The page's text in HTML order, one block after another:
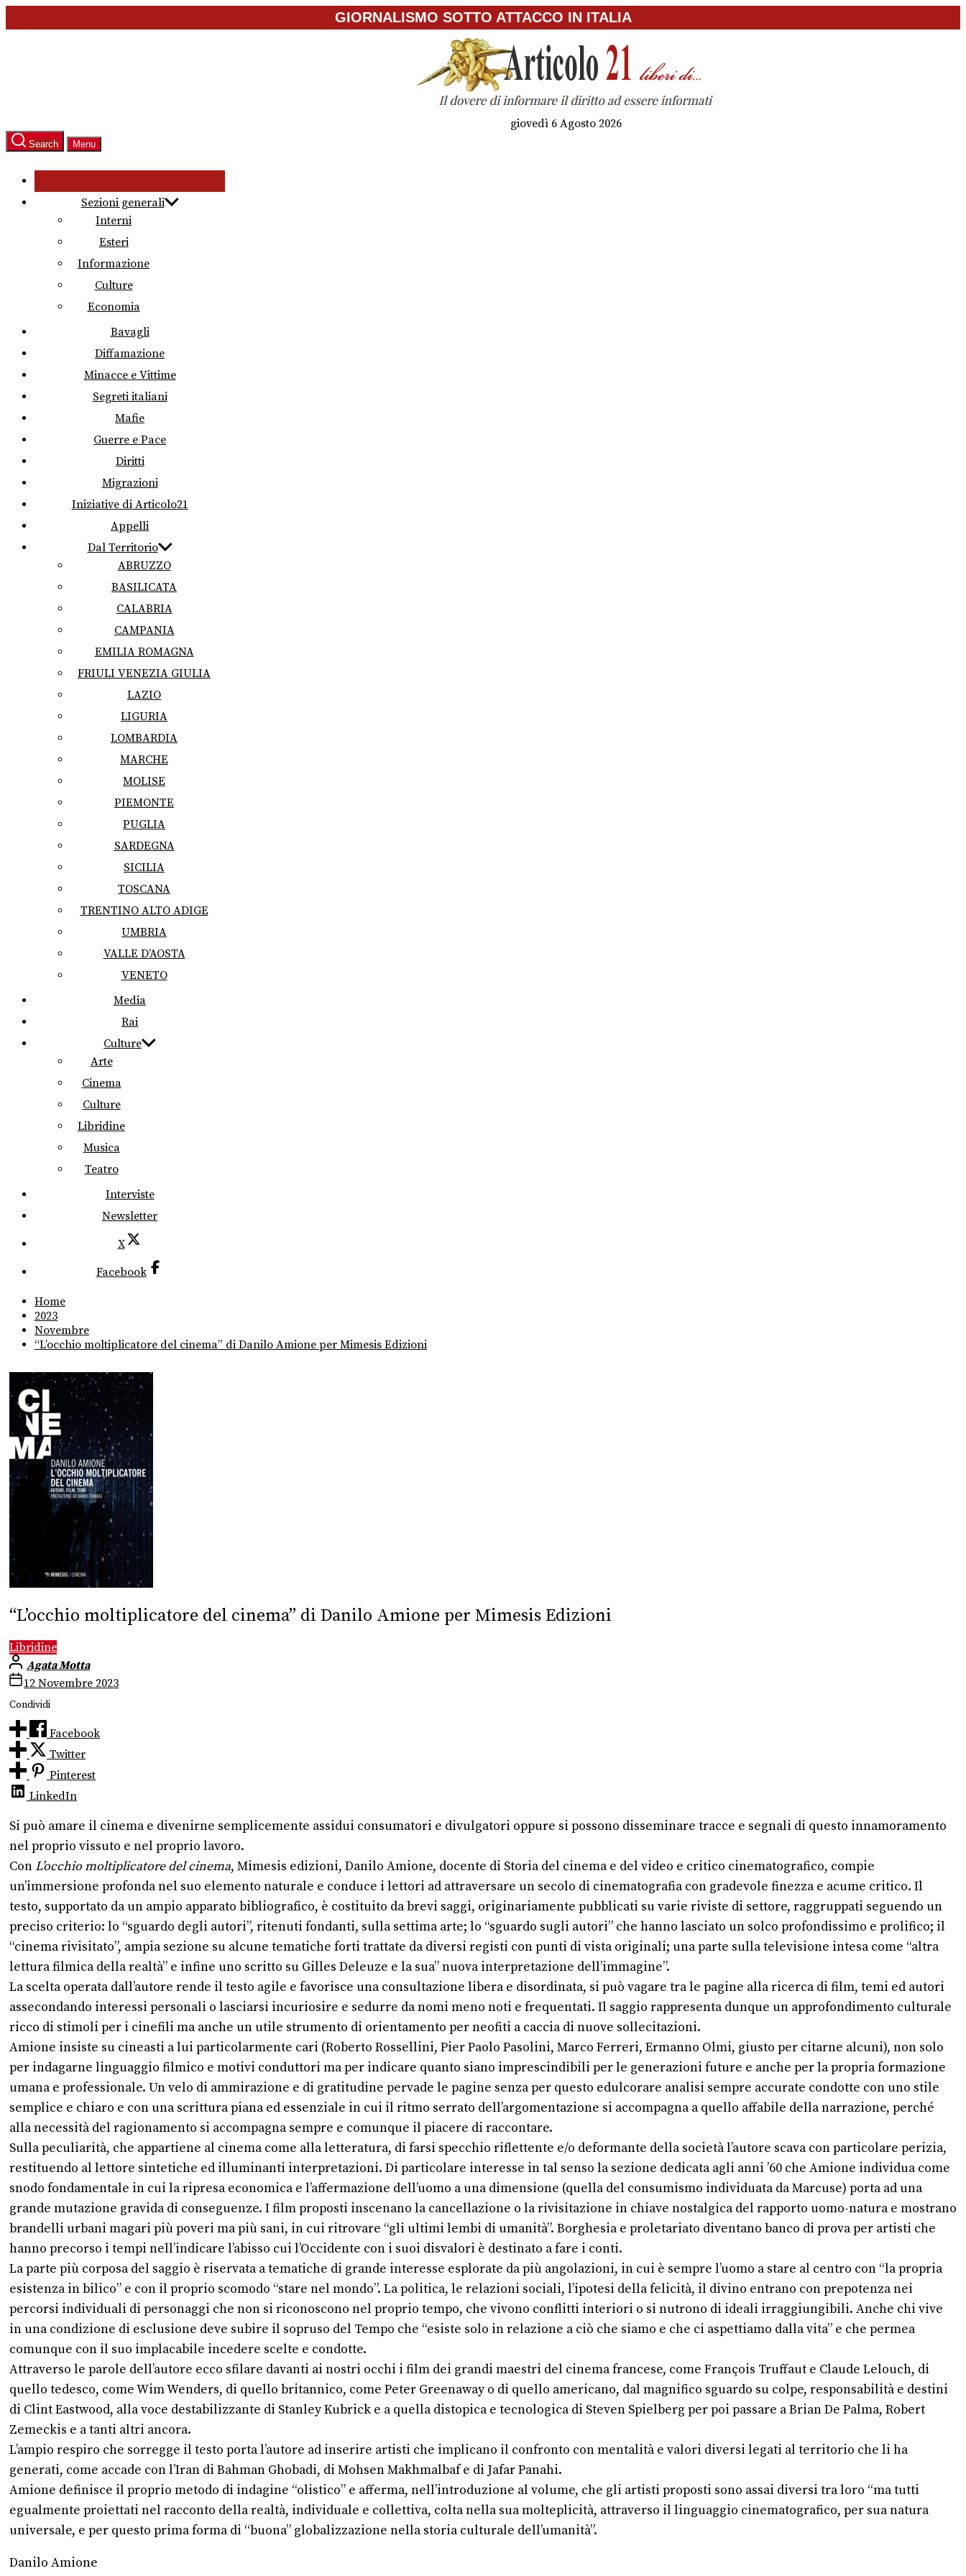
to
GIORNALISMO SOTTO ATTACCO IN ITALIA
giovedì 6 Agosto 2026
Search Menu
Sezioni generali
Interni
Esteri
Informazione
Culture
Economia
Bavagli
Diffamazione
Minacce e Vittime
Segreti italiani
Mafie
Guerre e Pace
Diritti
Migrazioni
Iniziative di Articolo21
Appelli
Dal Territorio
ABRUZZO
BASILICATA
CALABRIA
CAMPANIA
EMILIA ROMAGNA
FRIULI VENEZIA GIULIA
LAZIO
LIGURIA
LOMBARDIA
MARCHE
MOLISE
PIEMONTE
PUGLIA
SARDEGNA
SICILIA
TOSCANA
TRENTINO ALTO ADIGE
UMBRIA
VALLE D’AOSTA
VENETO
Media
Rai
Culture
Arte
Cinema
Culture
Libridine
Musica
Teatro
Interviste
Newsletter
X
Facebook
Home
2023
Novembre
“L’occhio moltiplicatore del cinema” di Danilo Amione per Mimesis Edizioni
“L’occhio moltiplicatore del cinema” di Danilo Amione per Mimesis Edizioni
Libridine
Agata Motta
12 Novembre 2023
Condividi
Facebook
Twitter
Pinterest
LinkedIn
Si può amare il cinema e divenirne semplicemente assidui consumatori e divulgatori oppure si possono disseminare tracce e segnali di questo innamoramento
nel proprio vissuto e nel proprio lavoro.
Con L’occhio moltiplicatore del cinema, Mimesis edizioni, Danilo Amione, docente di Storia del cinema e del video e critico cinematografico, compie
un’immersione profonda nel suo elemento naturale e conduce i lettori ad attraversare un secolo di cinematografia con gradevole finezza e acume critico. Il
testo, supportato da un ampio apparato bibliografico, è costituito da brevi saggi, originariamente pubblicati su varie riviste di settore, raggruppati seguendo un
preciso criterio: lo “sguardo degli autori”, ritenuti fondanti, sulla settima arte; lo “sguardo sugli autori” che hanno lasciato un solco profondissimo e prolifico; il
“cinema rivisitato”, ampia sezione su alcune tematiche forti trattate da diversi registi con punti di vista originali; una parte sulla televisione intesa come “altra
lettura filmica della realtà” e infine uno scritto su Gilles Deleuze e la sua” nuova interpretazione dell’immagine”.
La scelta operata dall’autore rende il testo agile e favorisce una consultazione libera e disordinata, si può vagare tra le pagine alla ricerca di film, temi ed autori
assecondando interessi personali o lasciarsi incuriosire e sedurre da nomi meno noti e frequentati. Il saggio rappresenta dunque un approfondimento culturale
ricco di stimoli per i cinefili ma anche un utile strumento di orientamento per neofiti a caccia di nuove sollecitazioni.
Amione insiste su cineasti a lui particolarmente cari (Roberto Rossellini, Pier Paolo Pasolini, Marco Ferreri, Ermanno Olmi, giusto per citarne alcuni), non solo
per indagarne linguaggio filmico e motivi conduttori ma per indicare quanto siano imprescindibili per le generazioni future e anche per la propria formazione
umana e professionale. Un velo di ammirazione e di gratitudine pervade le pagine senza per questo edulcorare analisi sempre accurate condotte con uno stile
semplice e chiaro e con una scrittura piana ed essenziale in cui il ritmo serrato dell’argomentazione si accompagna a quello affabile della narrazione, perché
alla necessità del ragionamento si accompagna sempre e comunque il piacere di raccontare.
Sulla peculiarità, che appartiene al cinema come alla letteratura, di farsi specchio riflettente e/o deformante della società l’autore scava con particolare perizia,
restituendo al lettore sintetiche ed illuminanti interpretazioni. Di particolare interesse in tal senso la sezione dedicata agli anni ’60 che Amione individua come
snodo fondamentale in cui la ripresa economica e l’affermazione dell’uomo a una dimensione (quella del consumismo individuata da Marcuse) porta ad una
grande mutazione gravida di conseguenze. I film proposti inscenano la cancellazione o la rivisitazione in chiave nostalgica del rapporto uomo-natura e mostrano
brandelli urbani magari più poveri ma più sani, in cui ritrovare “gli ultimi lembi di umanità”. Borghesia e proletariato diventano banco di prova per artisti che
hanno precorso i tempi nell’indicare l’abisso cui l’Occidente con i suoi disvalori è destinato a fare i conti.
La parte più corposa del saggio è riservata a tematiche di grande interesse esplorate da più angolazioni, in cui è sempre l’uomo a stare al centro con “la propria
esistenza in bilico” e con il proprio scomodo “stare nel mondo”. La politica, le relazioni sociali, l’ipotesi della felicità, il divino entrano con prepotenza nei
percorsi individuali di personaggi che non si riconoscono nel proprio tempo, che vivono conflitti interiori o si nutrono di ideali irraggiungibili. Anche chi vive
in una condizione di esclusione deve subire il sopruso del Tempo che “esiste solo in relazione a ciò che siamo e che ci aspettiamo dalla vita” e che permea
comunque con il suo implacabile incedere scelte e condotte.
Attraverso le parole dell’autore ecco sfilare davanti ai nostri occhi i film dei grandi maestri del cinema francese, come François Truffaut e Claude Lelouch, di
quello tedesco, come Wim Wenders, di quello britannico, come Peter Greenaway o di quello americano, dal magnifico sguardo su colpe, responsabilità e destini
di Clint Eastwood, alla voce destabilizzante di Stanley Kubrick e a quella distopica e tecnologica di Steven Spielberg per poi passare a Brian De Palma, Robert
Zemeckis e a tanti altri ancora.
L’ampio respiro che sorregge il testo porta l’autore ad inserire artisti che implicano il confronto con mentalità e valori diversi legati al territorio che li ha
generati, come accade con l’Iran di Bahman Ghobadi, di Mohsen Makhmalbaf e di Jafar Panahi.
Amione definisce il proprio metodo di indagine “olistico” e afferma, nell’introduzione al volume, che gli artisti proposti sono assai diversi tra loro “ma tutti
egualmente proiettati nel racconto della realtà, individuale e collettiva, colta nella sua molteplicità, attraverso il linguaggio cinematografico, per sua natura
universale, e per questo prima forma di “buona” globalizzazione nella storia culturale dell’umanità”.
Danilo Amione